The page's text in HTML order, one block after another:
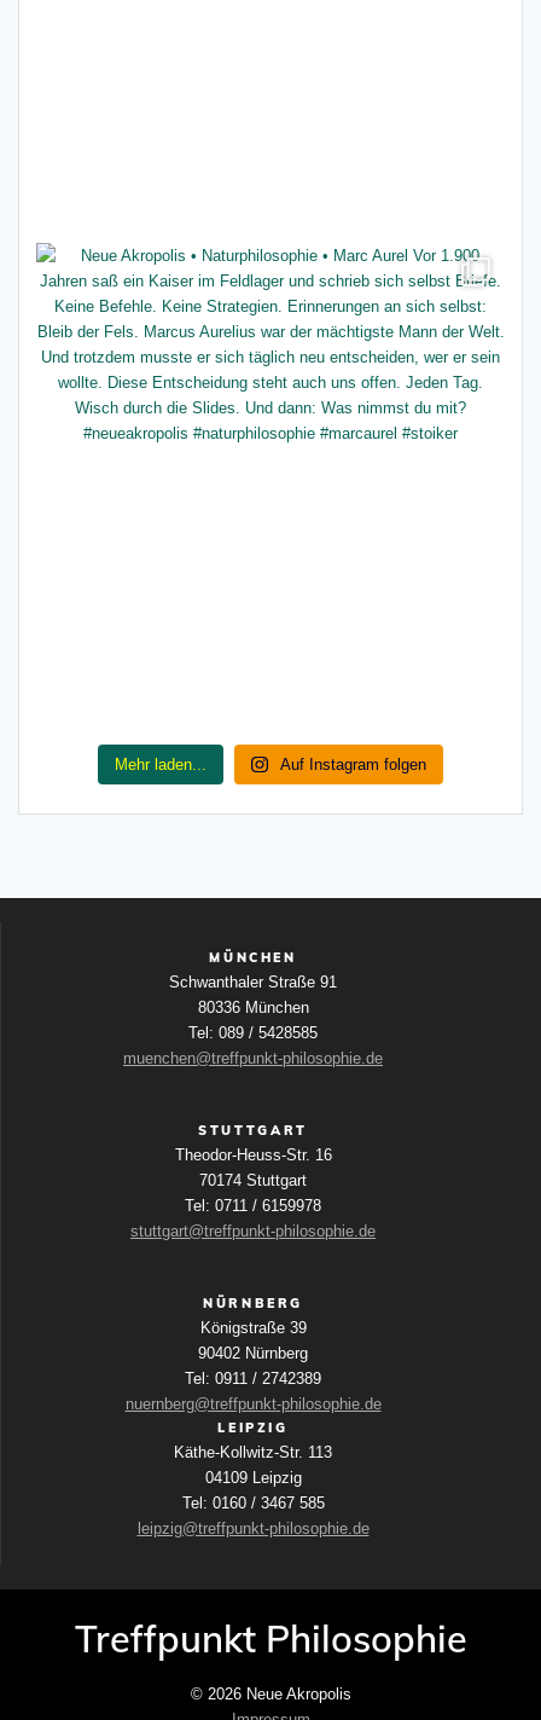
Mehr laden... Auf Instagram folgen
MÜNCHEN
Schwanthaler Straße 91
80336 München
Tel: 089 / 5428585
muenchen@treffpunkt-philosophie.de
STUTTGART
Theodor-Heuss-Str. 16
70174 Stuttgart
Tel: 0711 / 6159978
stuttgart@treffpunkt-philosophie.de
NÜRNBERG
Königstraße 39
90402 Nürnberg
Tel: 0911 / 2742389
nuernberg@treffpunkt-philosophie.de
LEIPZIG
Käthe-Kollwitz-Str. 113
04109 Leipzig
Tel: 0160 / 3467 585
leipzig@treffpunkt-philosophie.de
Treffpunkt Philosophie
© 2026 Neue Akropolis